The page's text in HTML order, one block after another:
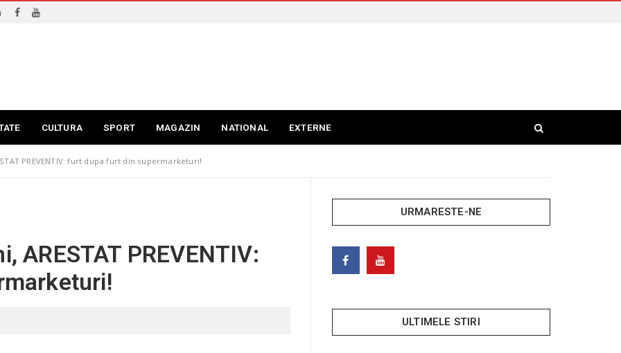
CULTURA SPORT MAGAZIN NATIONAL EXTERNE
PREVENTIV: furt dupa furt din supermarketuri!
ARESTAT PREVENTIV:
URMARESTE-NE
ULTIMELE STIRI